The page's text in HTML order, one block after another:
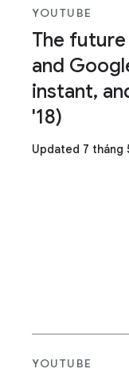
YOUTUBE
The
and
instant,
'18)
Updated 7 tháng
YOUTUBE